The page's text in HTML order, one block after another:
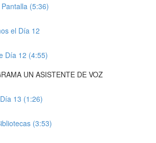
(5:36)
el Día 12
Día 12 (4:55)
UN ASISTENTE DE VOZ
13 (1:26)
(3:53)